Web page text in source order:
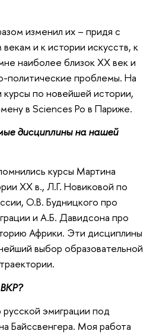
изменил их – придя с
и к истории искусств, к
наиболее близок XX век и
политические проблемы. На
курсы по новейшей истории,
в Sciences Po в Париже.
дисциплины на нашей
курсы Мартина
XX в., Л.Г. Новиковой по
О.В. Будницкого про
и А.Б. Давидсона про
Африки. Эти дисциплины
выбор образовательной
эмиграции под
Байссвенгера. Моя работа